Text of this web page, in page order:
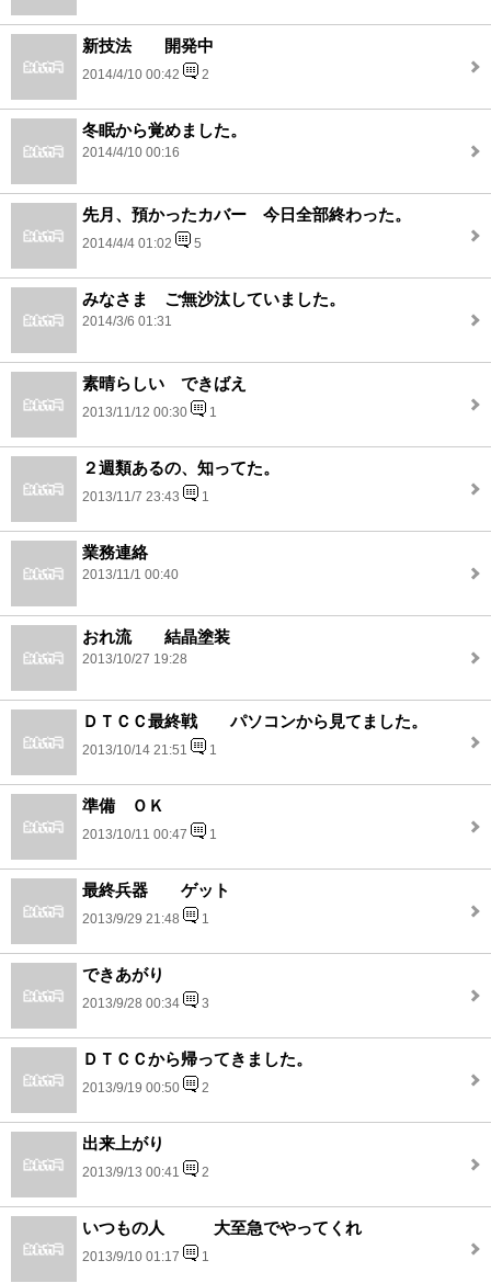
新技法 開発中
2014/4/10 00:42 2
冬眠から覚めました。
2014/4/10 00:16
先月、預かったカバー 今日全部終わった。
2014/4/4 01:02 5
みなさま ご無沙汰していました。
2014/3/6 01:31
素晴らしい できばえ
2013/11/12 00:30 1
２週類あるの、知ってた。
2013/11/7 23:43 1
業務連絡
2013/11/1 00:40
おれ流 結晶塗装
2013/10/27 19:28
ＤＴＣＣ最終戦 パソコンから見てました。
2013/10/14 21:51 1
準備 ＯＫ
2013/10/11 00:47 1
最終兵器 ゲット
2013/9/29 21:48 1
できあがり
2013/9/28 00:34 3
ＤＴＣＣから帰ってきました。
2013/9/19 00:50 2
出来上がり
2013/9/13 00:41 2
いつもの人 大至急でやってくれ
2013/9/10 01:17 1